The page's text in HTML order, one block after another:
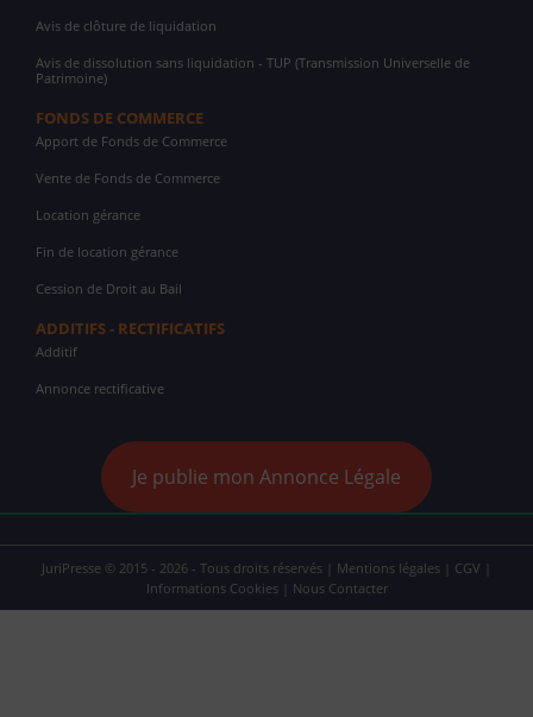
Avis de clôture de liquidation
Avis de dissolution sans liquidation - TUP (Transmission Universelle de
Patrimoine)
FONDS DE COMMERCE
Apport de Fonds de Commerce
Vente de Fonds de Commerce
Location gérance
Fin de location gérance
Cession de Droit au Bail
ADDITIFS - RECTIFICATIFS
Additif
Annonce rectificative
Je publie mon Annonce Légale
JuriPresse © 2015 - 2026 - Tous droits réservés | Mentions légales CGV
Informations Cookies| Nous Contacter